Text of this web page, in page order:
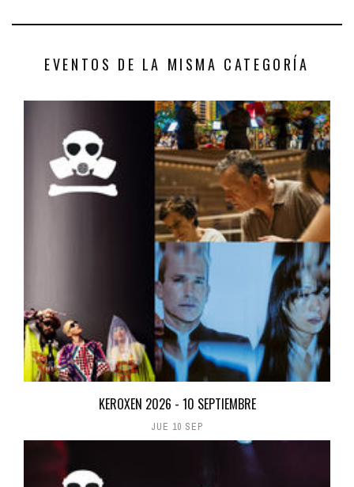
EVENTOS DE LA MISMA CATEGORÍA
KEROXEN 2026 - 10 SEPTIEMBRE
JUE 10 SEP